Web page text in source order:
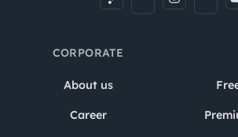
CORPORATE
About us
Career